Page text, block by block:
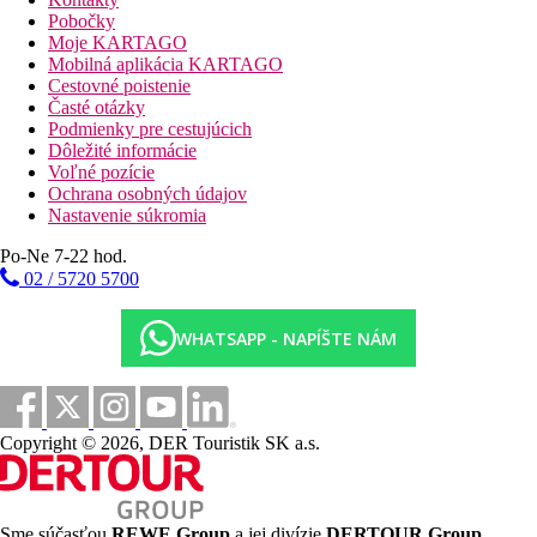
balkón alebo terasa
Ďalšie typy izieb
vyššie uvedené vybavenie)
Studio, Superior: priestrannejšie.
Luxus Junior
Popis hotela
vstupná hala s recepciou
reštaurácia
lobby bar
konferenčná sála
záhrada
hrací priestor
Popis pláže
skalnatá pláž cca 400 m, bez plážového servisu
priamym vstupom do mora cca 250 m (vstup,
ležadlá a slnečníky za poplatok)
Strava
Snídaně
Saunové raňajky formou bufetu
Polpenzia
Rozdelenie raňajok a večere formou bufetu
Pobočky
Moje KARTAGO
Mobilná aplikácia KARTAGO
Cestovné poistenie
Časté otázky
Podmienky pre cestujúcich
Dôležité informácie
Voľné pozície
Ochrana osobných údajov
Nastavenie súkromia
Po-Ne 7-22 hod.
02 / 5720 5700
WHATSAPP - NAPÍŠTE NÁM
Copyright © 2026, DER Touristik SK a.s.